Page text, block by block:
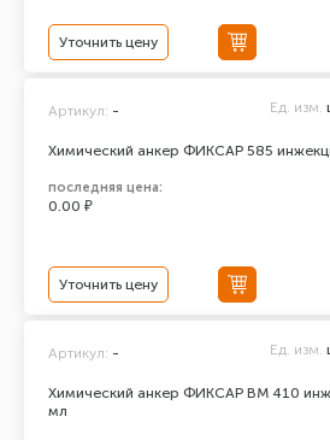
Уточнить цену
Химический анкер ФИКСАР 585
Артикул: - Ед. изм.
последняя цена:
0.00 ₽
Уточнить цену
Химический анкер ФИКСАР ВМ 410
мл
Артикул: - Ед. изм.